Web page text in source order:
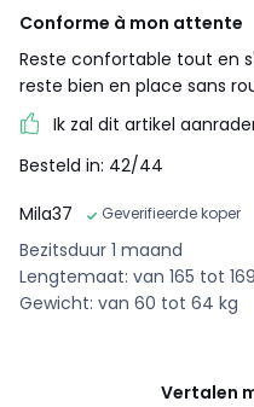
Conforme à mon attente
Reste confortable tout en
reste bien en place sans
Ik zal dit artikel
Besteld in: 42/44
Mila37
Geverifieerde koper
Bezitsduur 1 maand
Lengtemaat: van 165 tot
Gewicht: van 60 tot 64 kg
Vertalen